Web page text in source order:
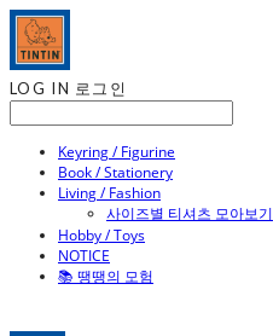
LOG IN 로그인
Keyring / Figurine
Book / Stationery
Living / Fashion
사이즈별 티셔츠 모아보기
Hobby / Toys
NOTICE
📚 땡땡의 모험